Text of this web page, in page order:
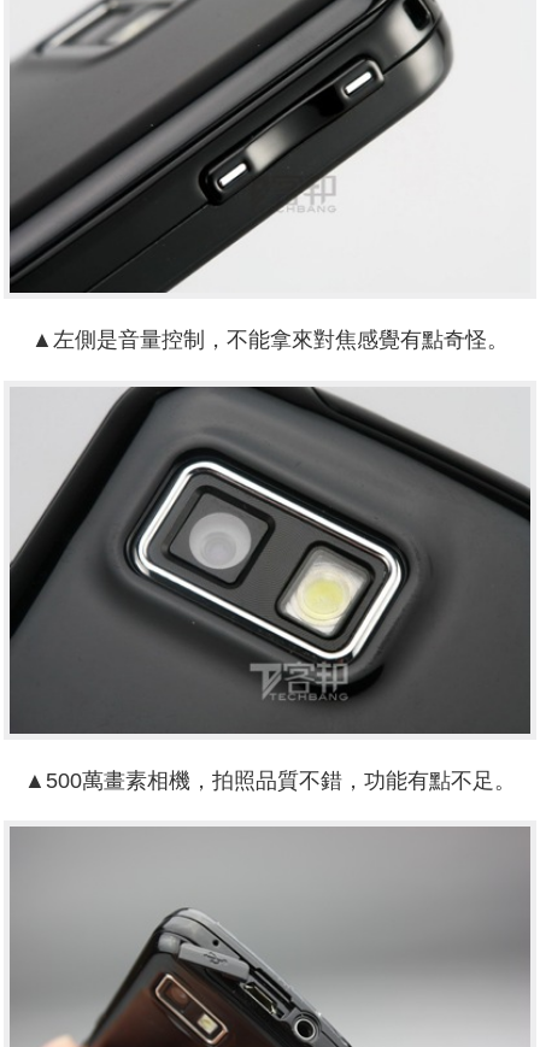
▲左側是音量控制，不能拿來對焦感覺有點奇怪。
▲500萬畫素相機，拍照品質不錯，功能有點不足。